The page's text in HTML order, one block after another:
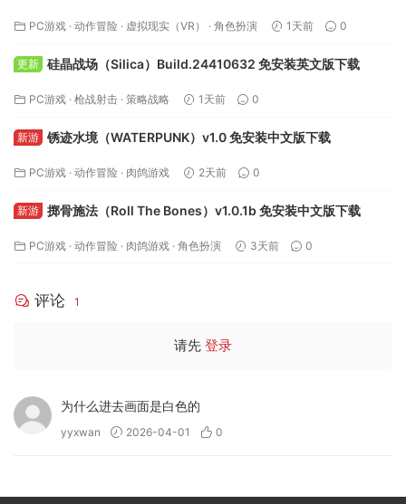
PC游戏 · 动作冒险 · 虚拟现实（VR） · 角色扮演 1天前 0
更新 硅晶战场（Silica）Build.24410632 免安装英文版下载
PC游戏 · 枪战射击 · 策略战略 1天前 0
新游 锈迹水境（WATERPUNK）v1.0 免安装中文版下载
PC游戏 · 动作冒险 · 肉鸽游戏 2天前 0
新游 掷骨施法（Roll The Bones）v1.0.1b 免安装中文版下载
PC游戏 · 动作冒险 · 肉鸽游戏 · 角色扮演 3天前 0
评论 1
请先 登录
为什么进去画面是白色的
yyxwan 2026-04-01 0